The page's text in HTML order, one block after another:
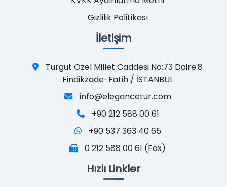
Gizlilik Politikası
İletişim
Turgut Özel Millet Caddesi No:73 Daire:8
Findikzade-Fatih / İSTANBUL
info@elegancetur.com
+90 212 588 00 61
+90 537 363 40 65
0 212 588 00 61 (Fax)
Hızlı Linkler